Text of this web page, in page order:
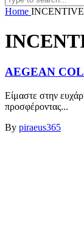
Home
AEGEAN
Είμαστε στην
προσφέροντας...
By piraeus365